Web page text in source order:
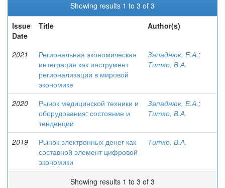
Showing results 1 to 3 of 3
Issue
Date
Title Author(s)
2021
Региональная экономическая
интеграция как инструмент
регионализации в мировой
экономике
Западнюк, Е.А.;
Титко, В.А.
2020
Рынок медицинской техники и
оборудования: состояние и
тенденции
Западнюк, Е.А.;
Титко, В.А.
2019
Рынок электронных денег как
составной элемент цифровой
экономики
Титко, В.А.
Showing results 1 to 3 of 3